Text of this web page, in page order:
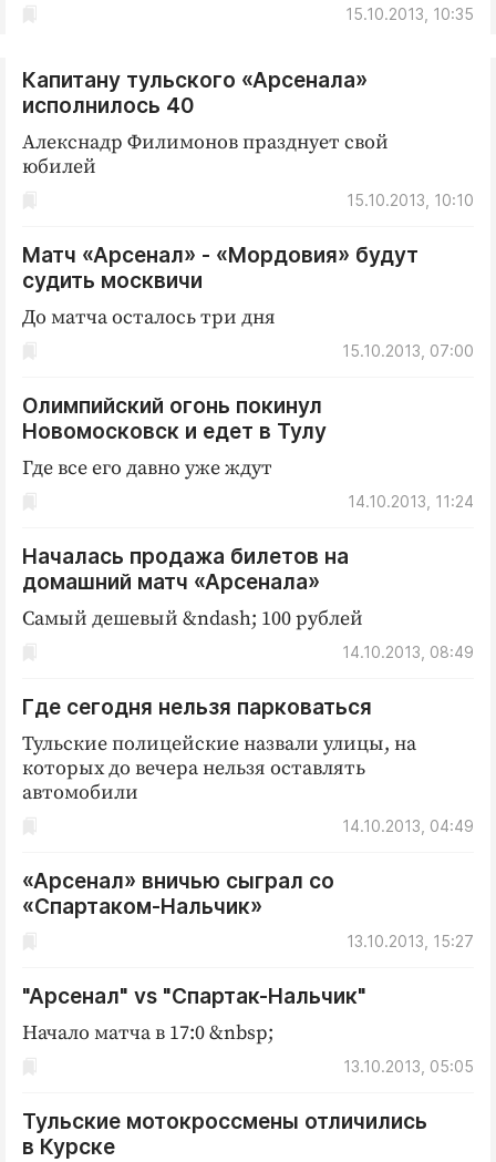
15.10.2013, 10:35
Капитану тульского «Арсенала»
исполнилось 40
Алекснадр Филимонов празднует свой
юбилей
15.10.2013, 10:10
Матч «Арсенал» - «Мордовия» будут
судить москвичи
До матча осталось три дня
15.10.2013, 07:00
Олимпийский огонь покинул
Новомосковск и едет в Тулу
Где все его давно уже ждут
14.10.2013, 11:24
Началась продажа билетов на
домашний матч «Арсенала»
Самый дешевый &ndash; 100 рублей
14.10.2013, 08:49
Где сегодня нельзя парковаться
Тульские полицейские назвали улицы, на
которых до вечера нельзя оставлять
автомобили
14.10.2013, 04:49
«Арсенал» вничью сыграл со
«Спартаком-Нальчик»
13.10.2013, 15:27
"Арсенал" vs "Спартак-Нальчик"
Начало матча в 17:0 &nbsp;
13.10.2013, 05:05
Тульские мотокроссмены отличились
в Курске